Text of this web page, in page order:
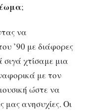
;
να
’90 με διάφορες
χτίσαμε μια
με τον
ώστε να
μας ανησυχίες. Οι